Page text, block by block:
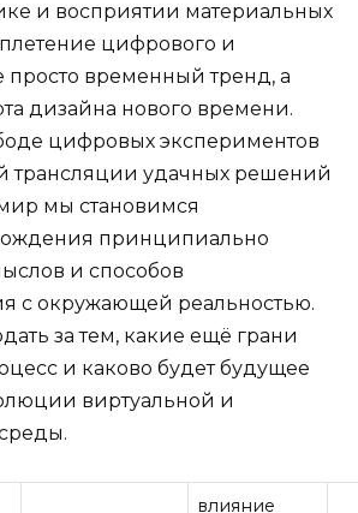
и восприятии материальных
цифрового и
просто временный тренд, а
дизайна нового времени.
цифровых экспериментов
трансляции удачных решений
мы становимся
принципиально
и способов
с окружающей реальностью.
за тем, какие ещё грани
и каково будет будущее
виртуальной и
влияние